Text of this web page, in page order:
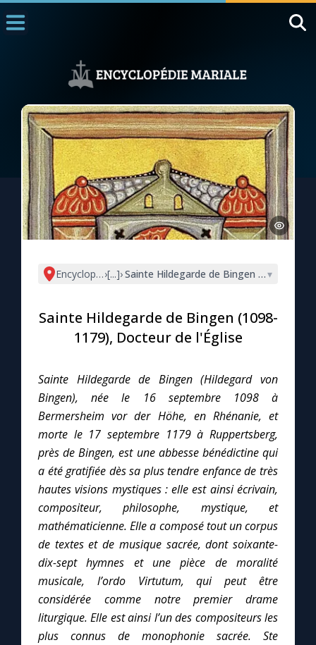
1000 Raisons de Croire
L'actualité de la semaine
La chaîne Youtube
La newsletter
La vidéo de la semaine
Le compte Tiktok
Le magazine
Le site internet
Questions-réponses
Prier au quotidien
Avec Thérèse de Lisieux
L'Évangile chaque jour
Les premiers samedis du mois
Encyclopédie mariale
›[...]›Sainte Hildegarde de Bingen (1098-
▾
Sainte Hildegarde de Bingen (1098-
1179), Docteur de l'Église
Sainte Hildegarde de Bingen (Hildegard von
Bingen), née le 16 septembre 1098 à
Bermersheim vor der Höhe, en Rhénanie, et
morte le 17 septembre 1179 à Ruppertsberg,
près de Bingen, est une abbesse bénédictine qui
a été gratifiée dès sa plus tendre enfance de très
hautes visions mystiques : elle est ainsi écrivain,
compositeur, philosophe, mystique, et
mathématicienne. Elle a composé tout un corpus
de textes et de musique sacrée, dont soixante-
dix-sept hymnes et une pièce de moralité
musicale, l’ordo Virtutum, qui peut être
considérée comme notre premier drame
liturgique. Elle est ainsi l’un des compositeurs les
plus connus de monophonie sacrée. Ste